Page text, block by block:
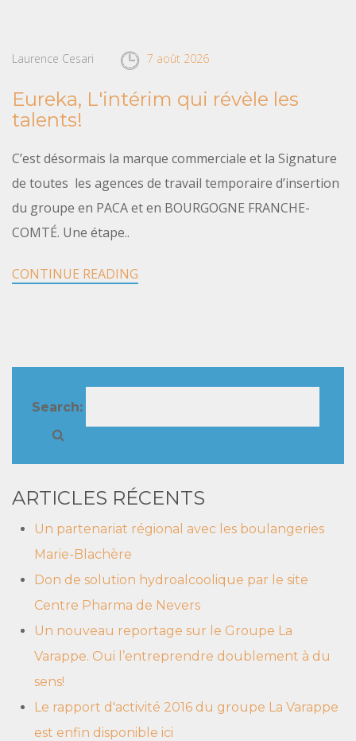
Laurence Cesari 7 août 2026
Eureka, L'intérim qui révèle les
talents!
C’est désormais la marque commerciale et la Signature
de toutes les agences de travail temporaire d’insertion
du groupe en PACA et en BOURGOGNE FRANCHE-
COMTÉ. Une étape..
CONTINUE READING
Search:
ARTICLES RÉCENTS
Un partenariat régional avec les boulangeries
Marie-Blachère
Don de solution hydroalcoolique par le site
Centre Pharma de Nevers
Un nouveau reportage sur le Groupe La
Varappe. Oui l’entreprendre doublement à du
sens!
Le rapport d'activité 2016 du groupe La Varappe
est enfin disponible ici